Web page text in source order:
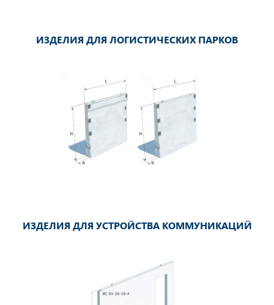
ИЗДЕЛИЯ ДЛЯ ЛОГИСТИЧЕСКИХ ПАРКОВ
ИЗДЕЛИЯ ДЛЯ УСТРОЙСТВА КОММУНИКАЦИЙ